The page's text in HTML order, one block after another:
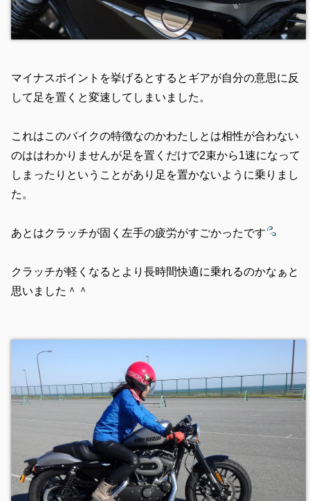
マイナスポイントを挙げるとするとギアが自分の意思に反
して足を置くと変速してしまいました。
これはこのバイクの特徴なのかわたしとは相性が合わない
のははわかりませんが足を置くだけで2束から1速になって
しまったりということがあり足を置かないように乗りまし
た。
あとはクラッチが固く左手の疲労がすごかったです
クラッチが軽くなるとより長時間快適に乗れるのかなぁと
思いました＾＾